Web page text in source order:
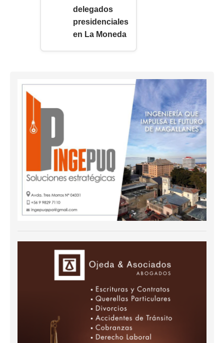
delegados
presidenciales
en La Moneda